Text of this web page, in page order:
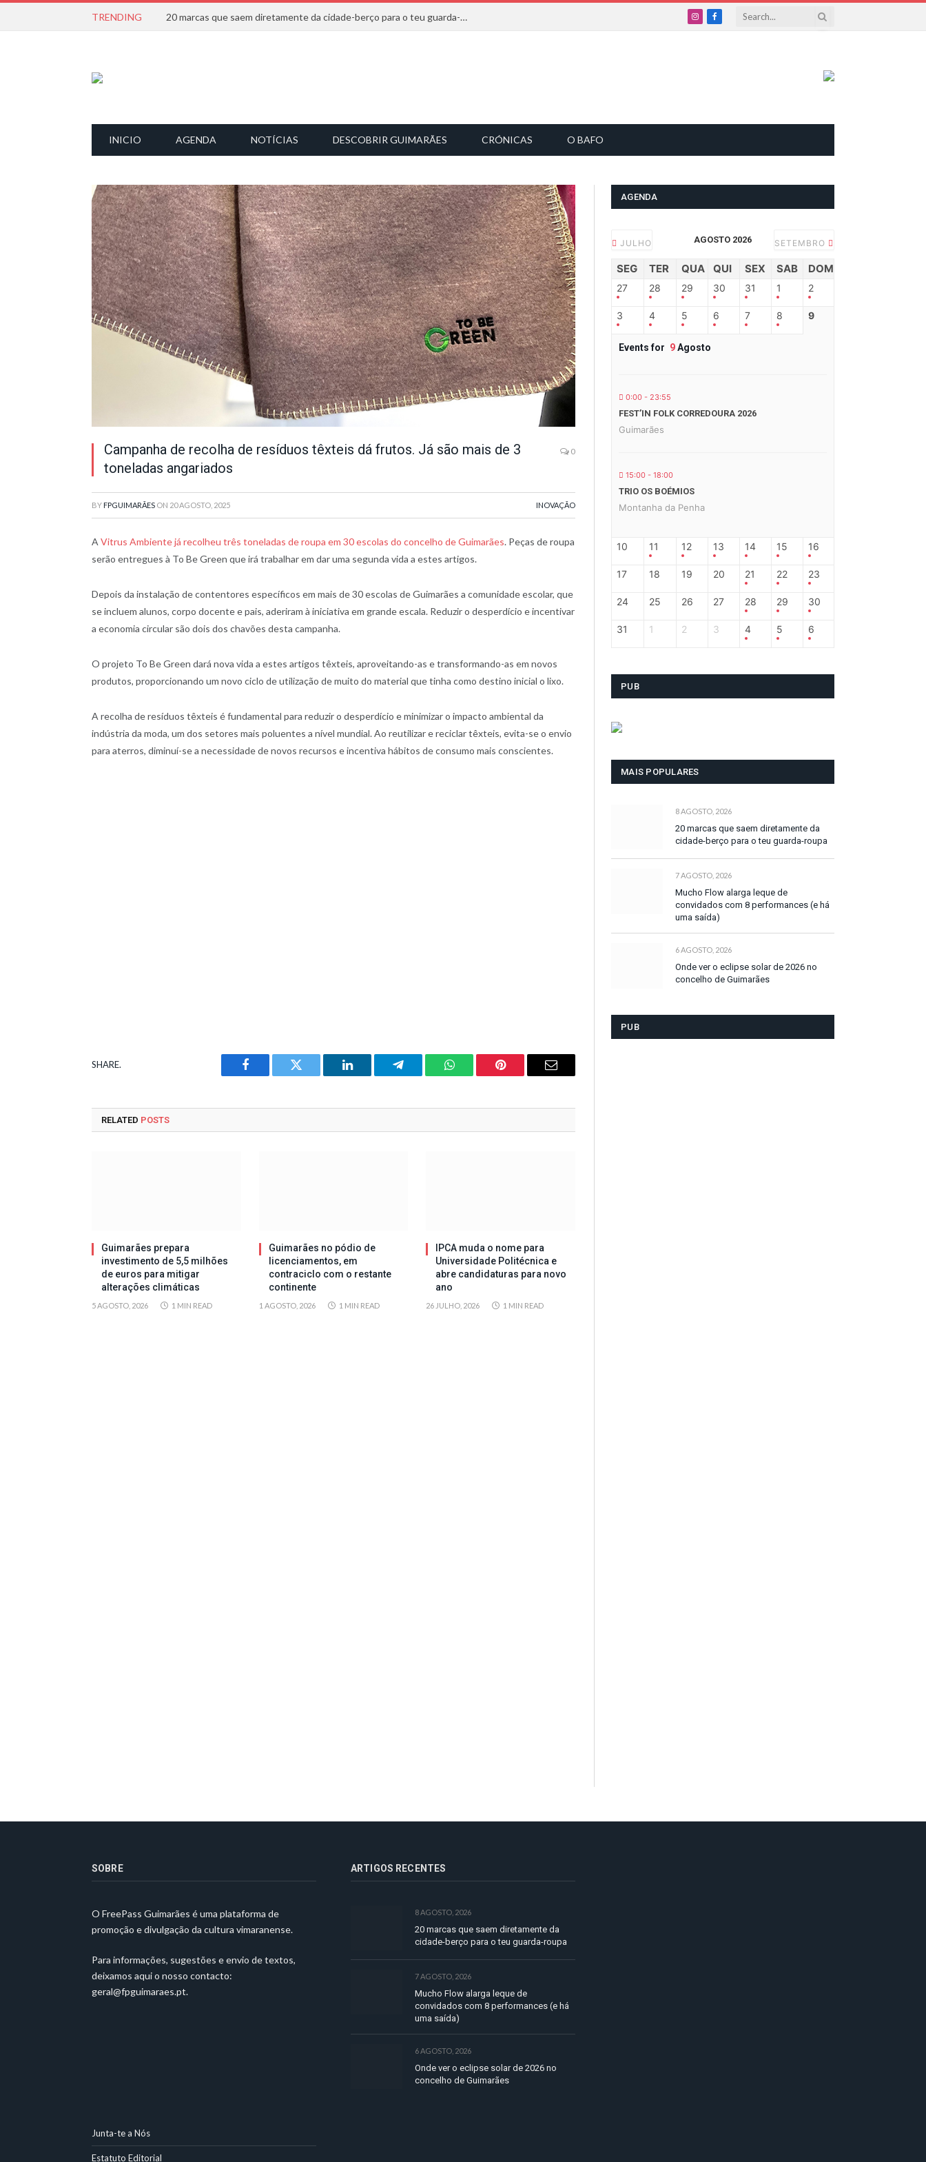
TRENDING 20 marcas que saem diretamente da cidade-berço para o teu guarda-roupa
InstagramFacebook
INICIO AGENDA NOTÍCIAS DESCOBRIR GUIMARÃES CRÓNICAS O BAFO
Campanha de recolha de resíduos têxteis dá frutos. Já são mais de 3
toneladas angariados
0
BY FPGUIMARÃES ON 20 AGOSTO, 2025 INOVAÇÃO
A Vitrus Ambiente já recolheu três toneladas de roupa em 30 escolas do concelho de Guimarães. Peças de roupa
serão entregues à To Be Green que irá trabalhar em dar uma segunda vida a estes artigos.
Depois da instalação de contentores específicos em mais de 30 escolas de Guimarães a comunidade escolar, que
se incluem alunos, corpo docente e pais, aderiram à iniciativa em grande escala. Reduzir o desperdício e incentivar
a economia circular são dois dos chavões desta campanha.
O projeto To Be Green dará nova vida a estes artigos têxteis, aproveitando-as e transformando-as em novos
produtos, proporcionando um novo ciclo de utilização de muito do material que tinha como destino inicial o lixo.
A recolha de resíduos têxteis é fundamental para reduzir o desperdício e minimizar o impacto ambiental da
indústria da moda, um dos setores mais poluentes a nível mundial. Ao reutilizar e reciclar têxteis, evita-se o envio
para aterros, diminuí-se a necessidade de novos recursos e incentiva hábitos de consumo mais conscientes.
SHARE.
Facebook Twitter LinkedIn Telegram WhatsAppPinterest Email
RELATED POSTS
Guimarães prepara
investimento de 5,5 milhões
de euros para mitigar
alterações climáticas
5 AGOSTO, 2026 1 MIN READ
Guimarães no pódio de
licenciamentos, em
contraciclo com o restante
continente
1 AGOSTO, 2026 1 MIN READ
IPCA muda o nome para
Universidade Politécnica e
abre candidaturas para novo
ano
26 JULHO, 2026 1 MIN READ
AGENDA
JULHO AGOSTO 2026 SETEMBRO
SEG TER QUA QUI SEX SAB DOM
27 28 29 30 31 1 2
3 4 5 6 7 8 9
Events for 9Agosto
0:00 - 23:55
FEST’IN FOLK CORREDOURA 2026
Guimarães
15:00 - 18:00
TRIO OS BOÉMIOS
Montanha da Penha
10 11 12 13 14 15 16
17 18 19 20 21 22 23
24 25 26 27 28 29 30
31 1 2 3 4 5 6
PUB
MAIS POPULARES
8 AGOSTO, 2026
20 marcas que saem diretamente da
cidade-berço para o teu guarda-roupa
7 AGOSTO, 2026
Mucho Flow alarga leque de
convidados com 8 performances (e há
uma saída)
6 AGOSTO, 2026
Onde ver o eclipse solar de 2026 no
concelho de Guimarães
PUB
SOBRE
O FreePass Guimarães é uma plataforma de
promoção e divulgação da cultura vimaranense.
Para informações, sugestões e envio de textos,
deixamos aqui o nosso contacto:
geral@fpguimaraes.pt.
ARTIGOS RECENTES
8 AGOSTO, 2026
20 marcas que saem diretamente da
cidade-berço para o teu guarda-roupa
7 AGOSTO, 2026
Mucho Flow alarga leque de
convidados com 8 performances (e há
uma saída)
6 AGOSTO, 2026
Onde ver o eclipse solar de 2026 no
concelho de Guimarães
Junta-te a Nós
Estatuto Editorial